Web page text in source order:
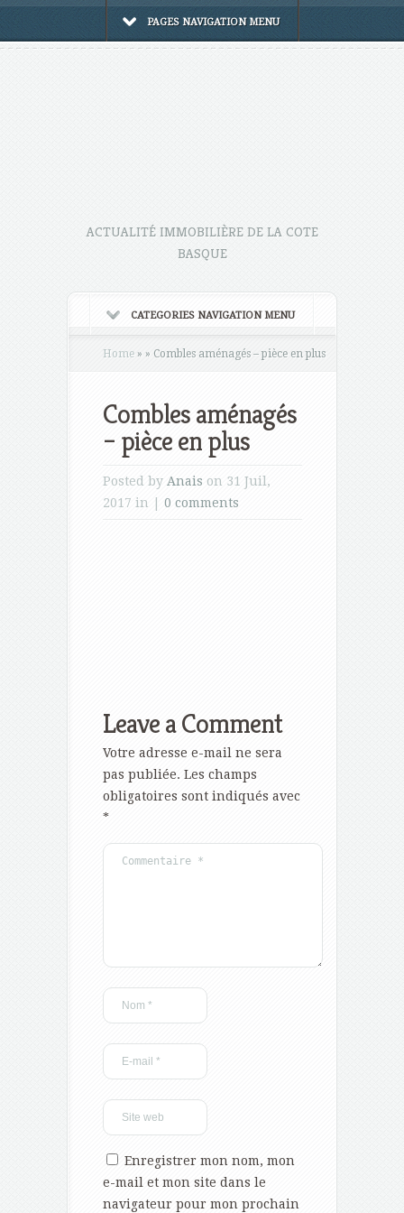
PAGES NAVIGATION MENU
ACTUALITÉ IMMOBILIÈRE DE LA COTE
BASQUE
CATEGORIES NAVIGATION MENU
Home » » Combles aménagés – pièce en plus
Combles aménagés
– pièce en plus
Posted by Anais on 31 Juil,
2017 in | 0 comments
Leave a Comment
Votre adresse e-mail ne sera
pas publiée. Les champs
obligatoires sont indiqués avec
*
Enregistrer mon nom, mon
e-mail et mon site dans le
navigateur pour mon prochain